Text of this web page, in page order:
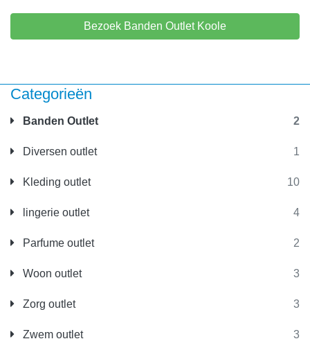
Categorieën
Banden Outlet 2
Diversen outlet 1
Kleding outlet 10
lingerie outlet 4
Parfume outlet 2
Woon outlet 3
Zorg outlet 3
Zwem outlet 3
Bezoek Banden Outlet Koole